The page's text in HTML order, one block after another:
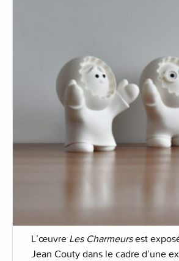
L’œuvre Les Charmeursest
Jean Couty dans le cadre d’une